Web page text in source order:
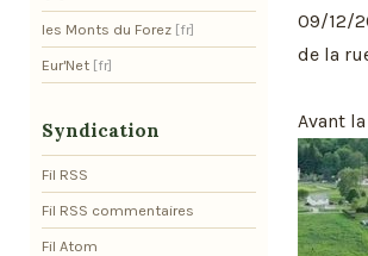
09/12/
de la
Avant
les Monts du Forez
Eur'Net
Syndication
Fil RSS
Fil RSS commentaires
Fil Atom